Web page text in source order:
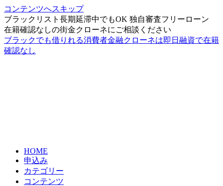
コンテンツへスキップ
ブラックリスト長期延滞中でもOK 独自審査フリーローン
在籍確認なしの街金クローネにご相談ください
ブラックでも借りれる消費者金融クローネは即日融資で在籍
確認なし
HOME
申込み
カテゴリー
コンテンツ